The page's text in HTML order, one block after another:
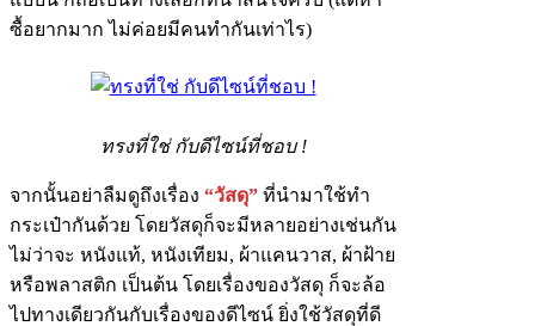
ซื้อยากมาก ไม่ค่อยมีคนทำกันเท่าไร)
ทรงที่ใช่ กับดีไซน์ที่ชอบ !
จากนั้นอย่าลืมดูถึงเรื่อง “วัสดุ” ที่นำมาใช้ทำ
กระเป๋ากันด้วย โดยวัสดุก็จะมีหลายอย่างเช่นกัน
ไม่ว่าจะ หนังแท้, หนังเทียม, ผ้าแคนวาส, ผ้าฝ้าย
หรือพลาสติก เป็นต้น โดยเรื่องของวัสดุ ก็จะล้อ
ไปทางเดียวกันกับเรื่องของดีไซน์ ยิ่งใช้วัสดุที่ดี